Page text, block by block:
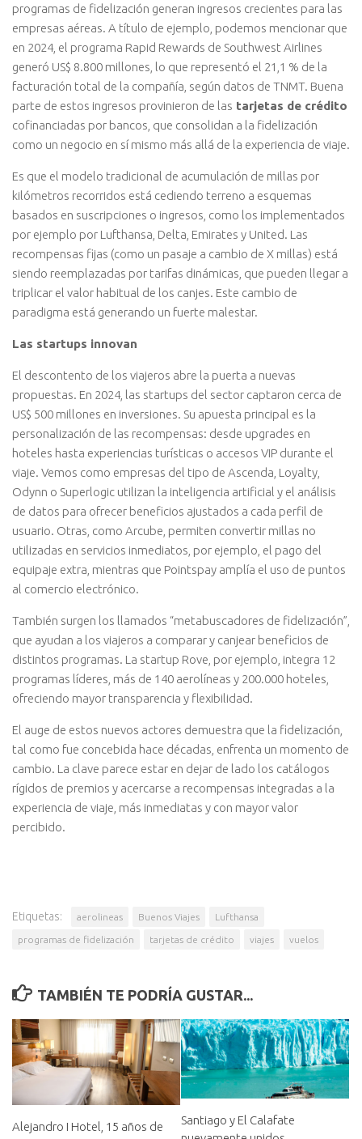
programas de fidelización generan ingresos crecientes para las
empresas aéreas. A título de ejemplo, podemos mencionar que
en 2024, el programa Rapid Rewards de Southwest Airlines
generó US$ 8.800 millones, lo que representó el 21,1 % de la
facturación total de la compañía, según datos de TNMT. Buena
parte de estos ingresos provinieron de las tarjetas de crédito
cofinanciadas por bancos, que consolidan a la fidelización
como un negocio en sí mismo más allá de la experiencia de viaje.
Es que el modelo tradicional de acumulación de millas por
kilómetros recorridos está cediendo terreno a esquemas
basados en suscripciones o ingresos, como los implementados
por ejemplo por Lufthansa, Delta, Emirates y United. Las
recompensas fijas (como un pasaje a cambio de X millas) está
siendo reemplazadas por tarifas dinámicas, que pueden llegar a
triplicar el valor habitual de los canjes. Este cambio de
paradigma está generando un fuerte malestar.
Las startups innovan
El descontento de los viajeros abre la puerta a nuevas
propuestas. En 2024, las startups del sector captaron cerca de
US$ 500 millones en inversiones. Su apuesta principal es la
personalización de las recompensas: desde upgrades en
hoteles hasta experiencias turísticas o accesos VIP durante el
viaje. Vemos como empresas del tipo de Ascenda, Loyalty,
Odynn o Superlogic utilizan la inteligencia artificial y el análisis
de datos para ofrecer beneficios ajustados a cada perfil de
usuario. Otras, como Arcube, permiten convertir millas no
utilizadas en servicios inmediatos, por ejemplo, el pago del
equipaje extra, mientras que Pointspay amplía el uso de puntos
al comercio electrónico.
También surgen los llamados “metabuscadores de fidelización”,
que ayudan a los viajeros a comparar y canjear beneficios de
distintos programas. La startup Rove, por ejemplo, integra 12
programas líderes, más de 140 aerolíneas y 200.000 hoteles,
ofreciendo mayor transparencia y flexibilidad.
El auge de estos nuevos actores demuestra que la fidelización,
tal como fue concebida hace décadas, enfrenta un momento de
cambio. La clave parece estar en dejar de lado los catálogos
rígidos de premios y acercarse a recompensas integradas a la
experiencia de viaje, más inmediatas y con mayor valor
percibido.
Etiquetas: aerolineas Buenos Viajes Lufthansa
programas de fidelización tarjetas de crédito viajes vuelos
TAMBIÉN TE PODRÍA GUSTAR...
Alejandro I Hotel, 15 años de
Santiago y El Calafate